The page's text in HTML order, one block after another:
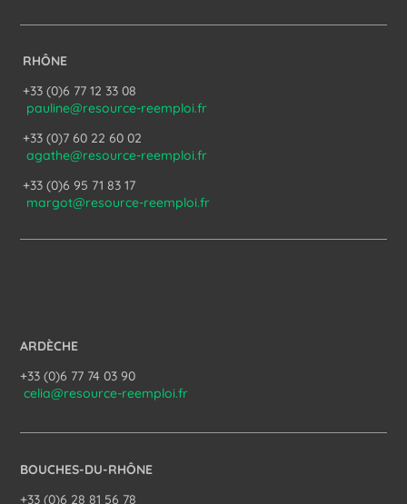
RHÔNE
+33 (0)6 77 12 33 08
pauline@resource-reemploi.fr
+33 (0)7 60 22 60 02
agathe@resource-reemploi.fr
+33 (0)6 95 71 83 17
margot@resource-reemploi.fr
ARDÈCHE
+33 (0)6 77 74 03 90
celia@resource-reemploi.fr
BOUCHES-DU-RHÔNE
+33 (0)6 28 81 56 78